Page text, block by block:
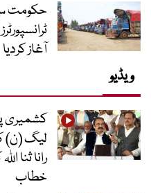
حکومت
آغاز کردیا
ویڈیو
کشمیری
لیگ (ن)
رانا ثنا
خطاب